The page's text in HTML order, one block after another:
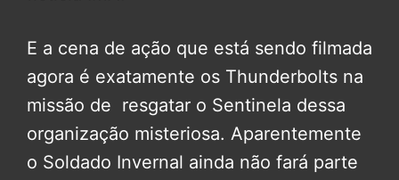
E a cena de ação que está sendo filmada
agora é exatamente os Thunderbolts na
missão de resgatar o Sentinela dessa
organização misteriosa. Aparentemente
o Soldado Invernal ainda não fará parte